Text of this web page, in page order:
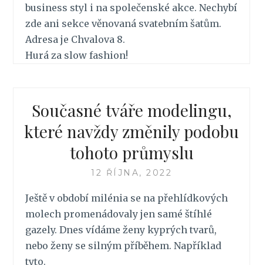
business styl i na společenské akce. Nechybí
zde ani sekce věnovaná svatebním šatům.
Adresa je Chvalova 8.
Hurá za slow fashion!
Současné tváře modelingu,
které navždy změnily podobu
tohoto průmyslu
12 ŘÍJNA, 2022
Ještě v období milénia se na přehlídkových
molech promenádovaly jen samé štíhlé
gazely. Dnes vídáme ženy kyprých tvarů,
nebo ženy se silným příběhem. Například
tyto.